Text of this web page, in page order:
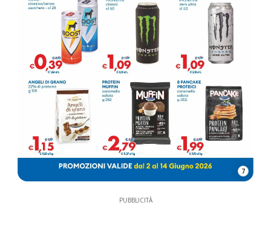
7
PUBBLICITÀ